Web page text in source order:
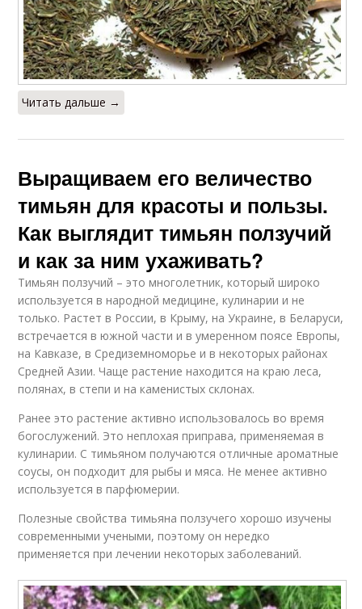
Читать дальше →
Выращиваем его величество
тимьян для красоты и пользы.
Как выглядит тимьян ползучий
и как за ним ухаживать?
Тимьян ползучий – это многолетник, который широко
используется в народной медицине, кулинарии и не
только. Растет в России, в Крыму, на Украине, в Беларуси,
встречается в южной части и в умеренном поясе Европы,
на Кавказе, в Средиземноморье и в некоторых районах
Средней Азии. Чаще растение находится на краю леса,
полянах, в степи и на каменистых склонах.
Ранее это растение активно использовалось во время
богослужений. Это неплохая приправа, применяемая в
кулинарии. С тимьяном получаются отличные ароматные
соусы, он подходит для рыбы и мяса. Не менее активно
используется в парфюмерии.
Полезные свойства тимьяна ползучего хорошо изучены
современными учеными, поэтому он нередко
применяется при лечении некоторых заболеваний.